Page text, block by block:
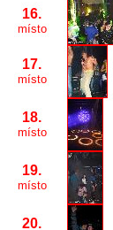
16.
místo
17.
místo
18.
místo
19.
místo
20.